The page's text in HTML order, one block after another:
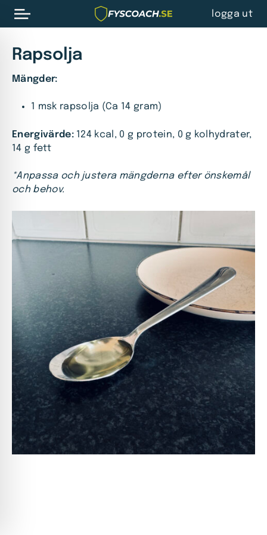
logga ut
Rapsolja
Mängder:
1 msk rapsolja (Ca 14 gram)
Energivärde: 124 kcal, 0 g protein, 0 g kolhydrater,
14 g fett
*Anpassa och justera mängderna efter önskemål
och behov.